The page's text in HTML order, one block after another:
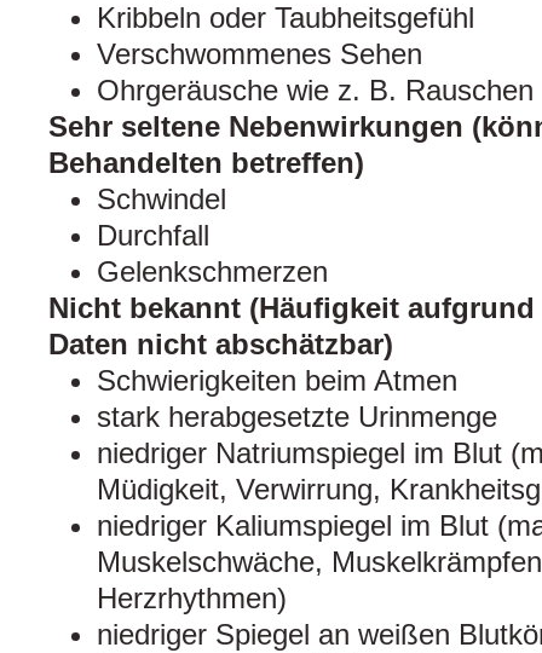
Kribbeln oder Taubheitsgefühl
Verschwommenes Sehen
Ohrgeräusche wie z. B.
Sehr seltene Nebenwirkungen
Behandelten betreffen)
Schwindel
Durchfall
Gelenkschmerzen
Nicht bekannt (Häufigkeit
Daten nicht abschätzbar)
Schwierigkeiten beim Atmen
stark herabgesetzte Urinmenge
niedriger Natriumspiegel im Blut
Müdigkeit, Verwirrung,
niedriger Kaliumspiegel im Blut
Muskelschwäche,
Herzrhythmen)
niedriger Spiegel an weißen